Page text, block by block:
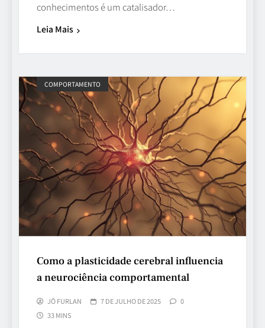
conhecimentos é um catalisador…
Leia Mais
COMPORTAMENTO
Como a plasticidade cerebral influencia
a neurociência comportamental
JÔ FURLAN 7 DE JULHO DE 2025
0
33 MINS